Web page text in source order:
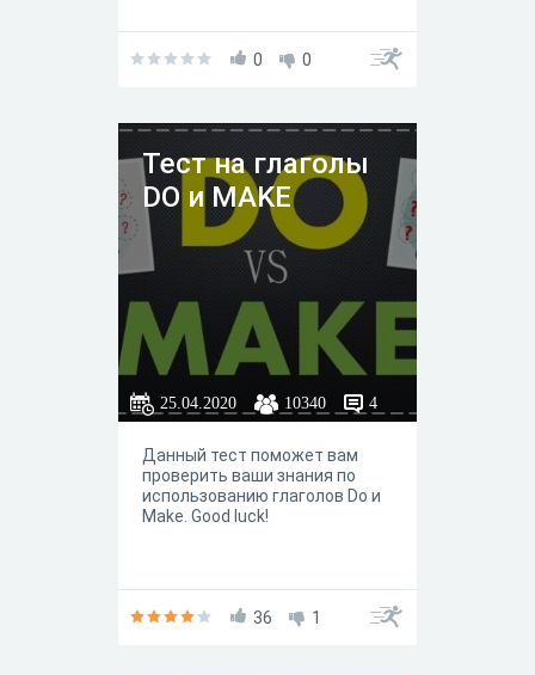
0 0
Тест на глаголы
DO и MAKE
25.04.2020 10340 4
Данный тест поможет вам
проверить ваши знания по
использованию глаголов Do и
Make. Good luck!
36 1